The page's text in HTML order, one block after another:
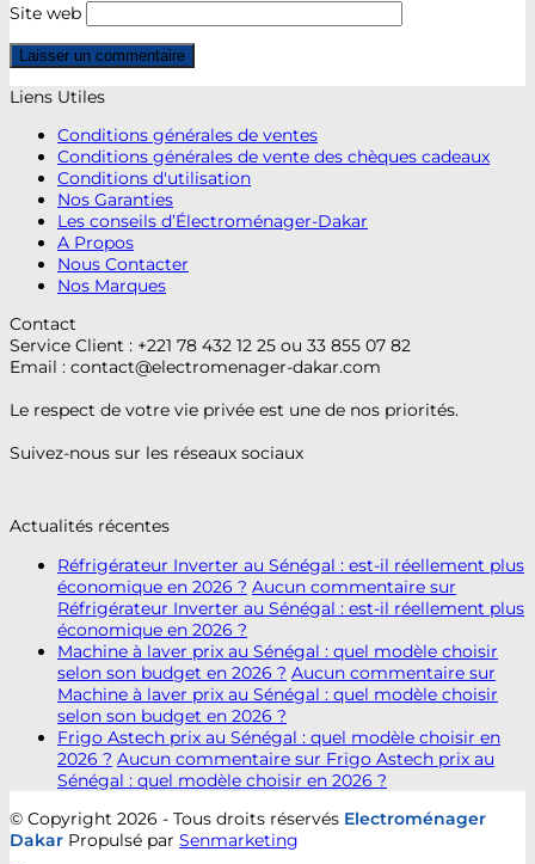
Site web
Liens Utiles
Conditions générales de ventes
Conditions générales de vente des chèques cadeaux
Conditions d'utilisation
Nos Garanties
Les conseils d’Électroménager-Dakar
A Propos
Nous Contacter
Nos Marques
Contact
Service Client : +221 78 432 12 25 ou 33 855 07 82
Email : contact@electromenager-dakar.com
Le respect de votre vie privée est une de nos priorités.
Suivez-nous sur les réseaux sociaux
Actualités récentes
Réfrigérateur Inverter au Sénégal : est-il réellement plus
économique en 2026 ? Aucun commentaire sur
Réfrigérateur Inverter au Sénégal : est-il réellement plus
économique en 2026 ?
Machine à laver prix au Sénégal : quel modèle choisir
selon son budget en 2026 ? Aucun commentaire sur
Machine à laver prix au Sénégal : quel modèle choisir
selon son budget en 2026 ?
Frigo Astech prix au Sénégal : quel modèle choisir en
2026 ? Aucun commentaire sur Frigo Astech prix au
Sénégal : quel modèle choisir en 2026 ?
© Copyright 2026 - Tous droits réservés Electroménager
Dakar Propulsé par Senmarketing